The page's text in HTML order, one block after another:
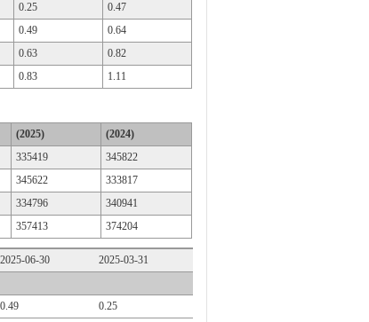
0.25
0.47
0.49
0.64
0.63
0.82
0.83 1.11
(2025)
(2024)
335419
345822
345622
333817
334796
340941
357413 374204
2025-06-30
2025-03-31
0.49
0.25